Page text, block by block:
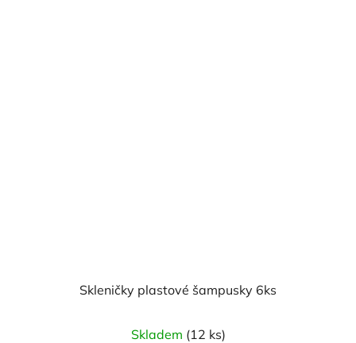
Skleničky plastové šampusky 6ks
Skladem (12 ks)